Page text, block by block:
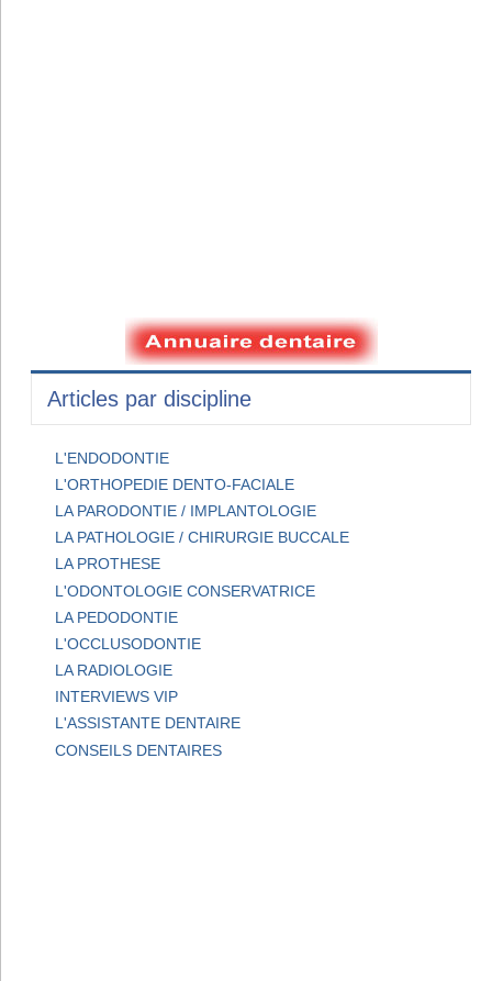
Articles par discipline
L'ENDODONTIE
L'ORTHOPEDIE DENTO-FACIALE
LA PARODONTIE / IMPLANTOLOGIE
LA PATHOLOGIE / CHIRURGIE BUCCALE
LA PROTHESE
L'ODONTOLOGIE CONSERVATRICE
LA PEDODONTIE
L'OCCLUSODONTIE
LA RADIOLOGIE
INTERVIEWS VIP
L'ASSISTANTE DENTAIRE
CONSEILS DENTAIRES